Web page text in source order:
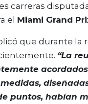
carreras
el Miami Grand
que durante la
“La
puntos, habían